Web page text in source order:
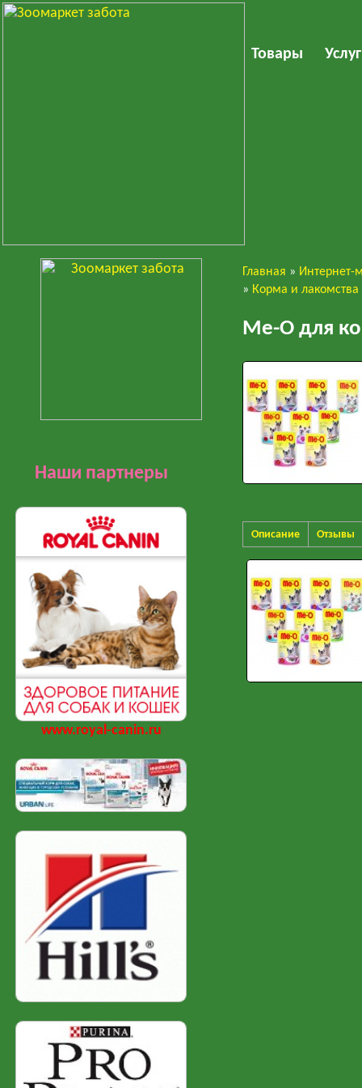
Товары
Наши партнеры
www.royal-canin.ru
Главная » Интернет-
» Корма и лакомства
Ме-О для
Описание Отзывы